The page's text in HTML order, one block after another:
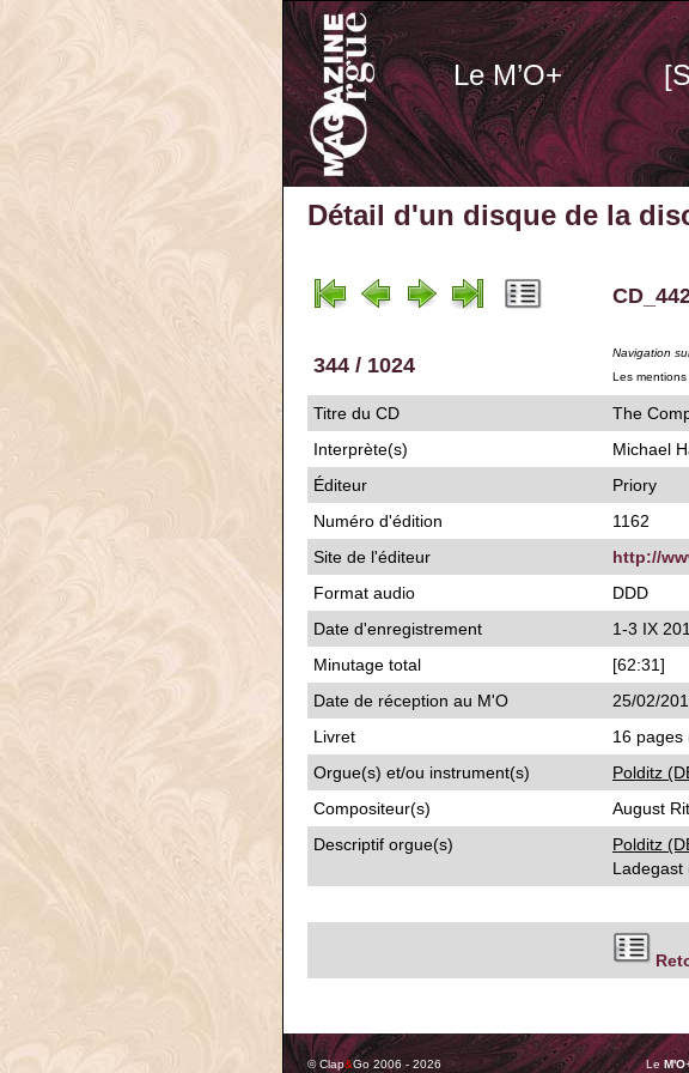
Le M’O+
Détail d'un disque de la
344 / 1024
Navigation
Les mentions
Titre du CD
The
Interprète(s)
Michael
Éditeur
Priory
Numéro d'édition
1162
Site de l'éditeur
http://
Format audio
DDD
Date d'enregistrement
1-3 IX
Minutage total
[62:31]
Date de réception au M'O
25/02/
Livret
16 pages
Orgue(s) et/ou instrument(s)
Polditz
Compositeur(s)
August
Descriptif orgue(s)
Polditz
Ladegast
© Clap&Go 2006 - 2026 Le M'O